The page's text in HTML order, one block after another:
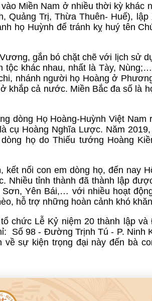
Miền Nam ở nhiều thời kỳ khác
Quảng Trị, Thừa Thuên- Huế),
họ Huỳnh để tránh kỵ huý tên
gắn bó chặt chẽ với lịch sử
khác nhau, nhất là Tày,
nhánh người họ Hoàng ở
khắp cả nước. Miền Bắc đa số là
dòng Họ Hoàng-Huỳnh Việt Nam
cụ Hoàng Nghĩa Lược. Năm
họ do Thiếu tướng Hoàng
nối con em dòng họ, đến nay
Nhiều tỉnh thành đã thành lập
Yên Bái,… với nhiều hoạt
hỗ trợ những hoàn cảnh khó
chức Lễ Kỷ niệm 20 thành lập
Số 98 - Đường Trịnh Tú - P. Ninh
sự kiện trọng đại này đến bà